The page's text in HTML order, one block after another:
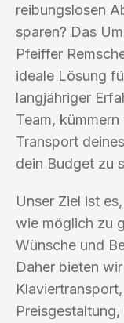
reibungslosen
sparen? Das
Pfeiffer
ideale Lösung
langjähriger
Team,
Transport
dein Budget zu
Unser Ziel ist
wie möglich zu
Wünsche und
Daher bieten